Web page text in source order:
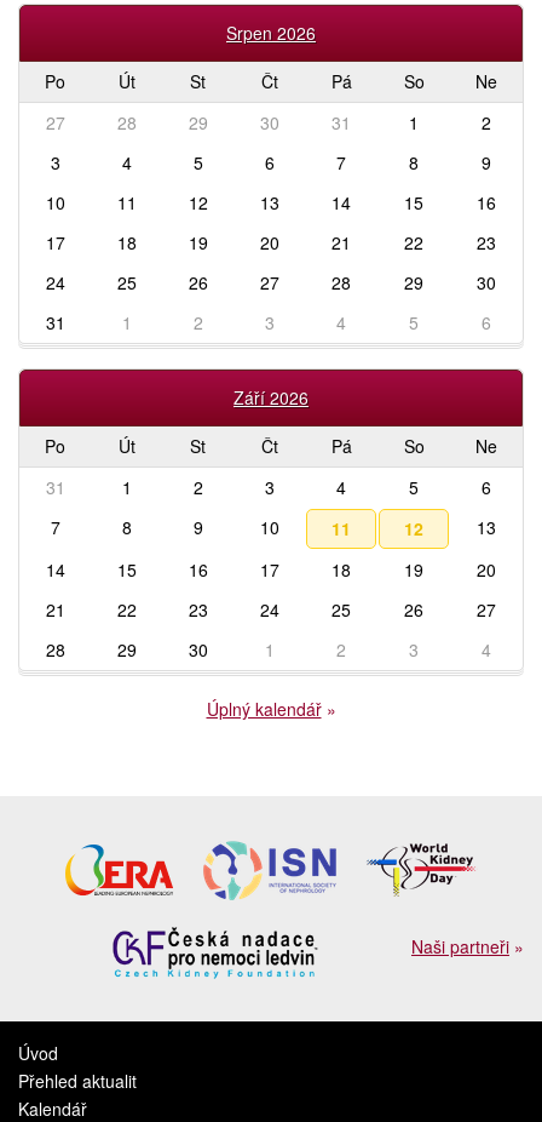
Srpen 2026
Po
Út St Čt Pá So
Ne
27
28 29 30 31 1
2
3
4 5 6 7 8
9
10
11 12 13 14 15
16
17
18 19 20 21 22
23
24
25 26 27 28 29
30
31
1 2 3 4 5 6
Září 2026
Po
Út St Čt Pá So
Ne
31
1 2 3 4 5
6
7
8 9 10 11 12
13
14
15 16 17 18 19
20
21
22 23 24 25 26
27
28
29 30 1 2 3 4
Úplný kalendář»
Naši partneři »
Úvod
Přehled aktualit
Kalendář